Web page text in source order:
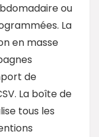
ou
La
en masse
de
La boîte de
tous les